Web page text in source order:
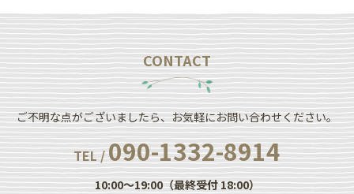
CONTACT
ご不明な点がございましたら、お気軽にお問い合わせください。
TEL /090-1332-8914
10:00～19:00（最終受付 18:00）